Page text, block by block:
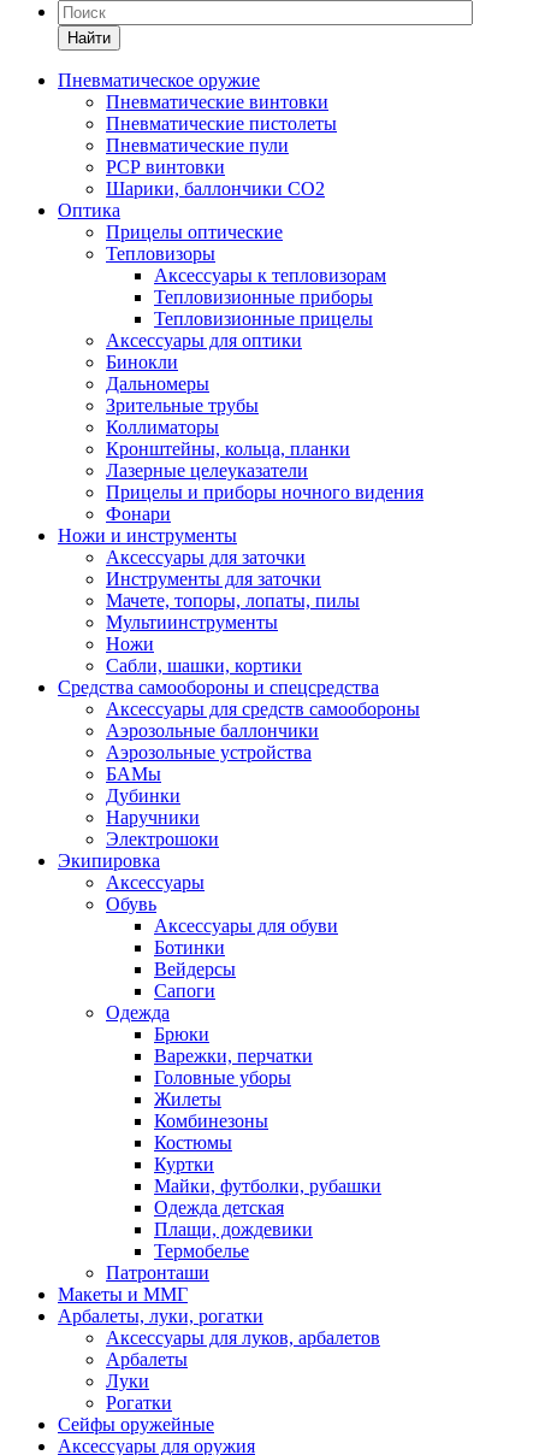
Найти
Пневматическое оружие
Пневматические винтовки
Пневматические пистолеты
Пневматические пули
РСР винтовки
Шарики, баллончики СО2
Оптика
Прицелы оптические
Тепловизоры
Аксессуары к тепловизорам
Тепловизионные приборы
Тепловизионные прицелы
Аксессуары для оптики
Бинокли
Дальномеры
Зрительные трубы
Коллиматоры
Кронштейны, кольца, планки
Лазерные целеуказатели
Прицелы и приборы ночного видения
Фонари
Ножи и инструменты
Аксессуары для заточки
Инструменты для заточки
Мачете, топоры, лопаты, пилы
Мультиинструменты
Ножи
Сабли, шашки, кортики
Средства самообороны и спецсредства
Аксессуары для средств самообороны
Аэрозольные баллончики
Аэрозольные устройства
БАМы
Дубинки
Наручники
Электрошоки
Экипировка
Аксессуары
Обувь
Аксессуары для обуви
Ботинки
Вейдерсы
Сапоги
Одежда
Брюки
Варежки, перчатки
Головные уборы
Жилеты
Комбинезоны
Костюмы
Куртки
Майки, футболки, рубашки
Одежда детская
Плащи, дождевики
Термобелье
Патронташи
Макеты и ММГ
Арбалеты, луки, рогатки
Аксессуары для луков, арбалетов
Арбалеты
Луки
Рогатки
Сейфы оружейные
Аксессуары для оружия